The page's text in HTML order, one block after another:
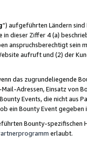
“) aufgeführten Ländern
in dieser Ziffer 4 (a)
anspruchsberechtigt sein
aufruft und (2) der
das zugrundeliegende
Adressen, Einsatz von
Events, die nicht
ein Bounty Event
Bounty-spezifischen
erlaubt.